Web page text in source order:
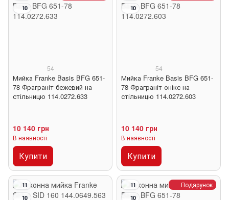
10
54
Мийка Franke Basis BFG 651-
78 Фраграніт бежевий на
стільницю 114.0272.633
10 140 грн
В наявності
Купити
10
54
Мийка Franke Basis BFG 651-
78 Фраграніт онікс на
стільницю 114.0272.603
10 140 грн
В наявності
Купити
11
10
Подарунок
11
10